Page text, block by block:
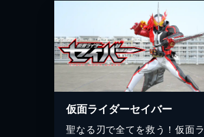
仮面ライダーセイバー
聖なる刃で全てを救う！仮面ラ